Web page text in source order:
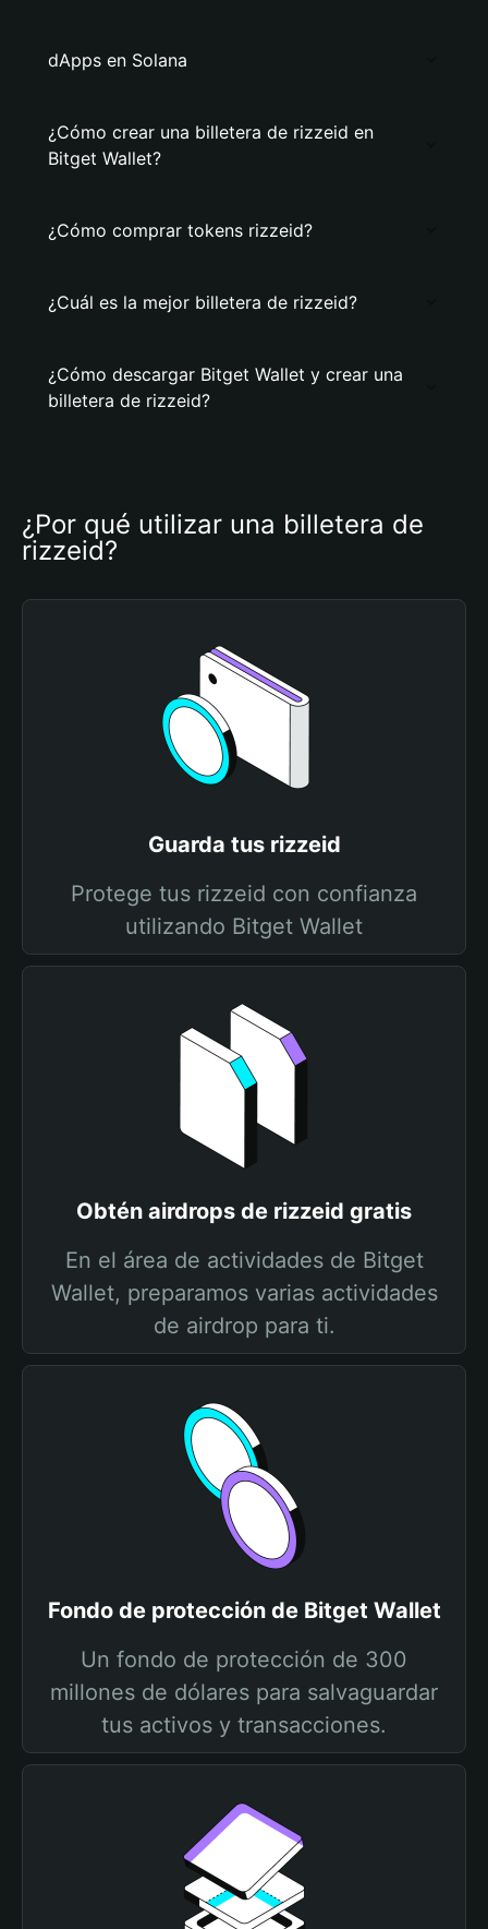
dApps en Solana
¿Cómo crear una billetera de rizzeid en
Bitget Wallet?
¿Cómo comprar tokens rizzeid?
¿Cuál es la mejor billetera de rizzeid?
¿Cómo descargar Bitget Wallet y crear una
billetera de rizzeid?
¿Por qué utilizar una billetera de
rizzeid?
Guarda tus rizzeid
Protege tus rizzeid con confianza
utilizando Bitget Wallet
Obtén airdrops de rizzeid gratis
En el área de actividades de Bitget
Wallet, preparamos varias actividades
de airdrop para ti.
Fondo de protección de Bitget Wallet
Un fondo de protección de 300
millones de dólares para salvaguardar
tus activos y transacciones.